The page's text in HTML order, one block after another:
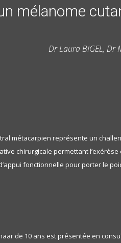
mélanome
Dr Laura BIGEL, Dr
métacarpien représente un
chirurgicale permettant
fonctionnelle pour porter le
de 10 ans est présentée en